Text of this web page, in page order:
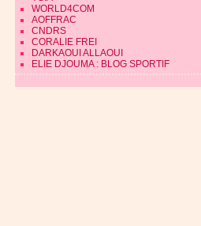
WORLD4COM
AOFFRAC
CNDRS
CORALIE FREI
DARKAOUI ALLAOUI
ELIE DJOUMA : BLOG SPORTIF